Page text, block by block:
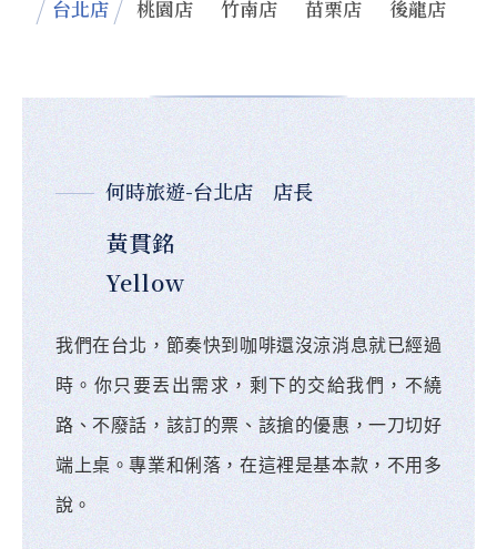
台北店 桃園店 竹南店 苗栗店 後龍店
何時旅遊-台北店 店長
黃貫銘
Yellow
我們在台北，節奏快到咖啡還沒涼消息就已經過
時。你只要丟出需求，剩下的交給我們，不繞
路、不廢話，該訂的票、該搶的優惠，一刀切好
端上桌。專業和俐落，在這裡是基本款，不用多
說。